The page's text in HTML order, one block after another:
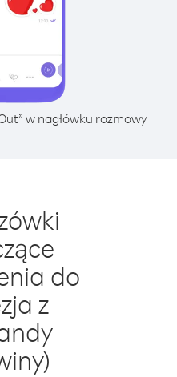
w nagłówku rozmowy
do
z